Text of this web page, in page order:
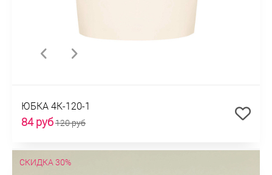
ЮБКА 4К-120-1
84 руб120 руб
СКИДКА 30%